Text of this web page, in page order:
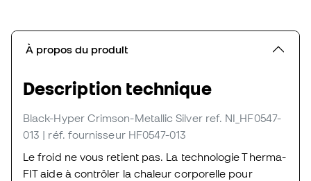
À propos du produit
Description technique
Black-Hyper Crimson-Metallic Silver ref. NI_HF0547-
013 | réf. fournisseur HF0547-013
Le froid ne vous retient pas. La technologie Therma-
FIT aide à contrôler la chaleur corporelle pour